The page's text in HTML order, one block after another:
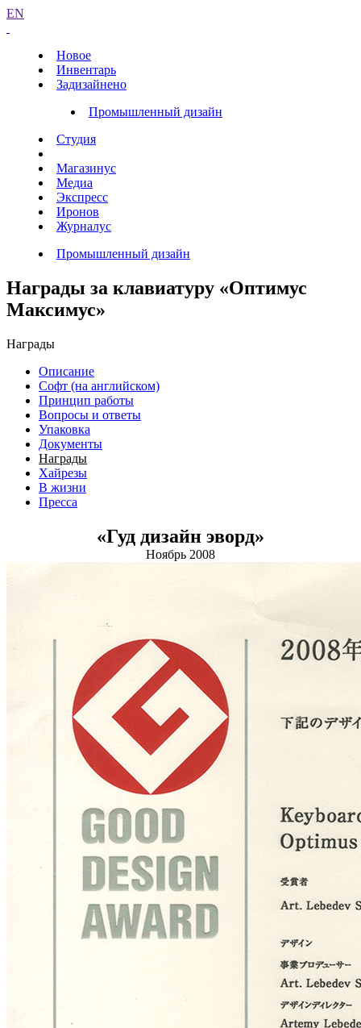
EN
Новое
Инвентарь
Задизайнено
Промышленный дизайн
Студия
Магазинус
Медиа
Экспресс
Иронов
Журналус
Промышленный дизайн
Награды за клавиатуру «Оптимус
Максимус»
Награды
Описание
Софт (на английском)
Принцип работы
Вопросы и ответы
Упаковка
Документы
Награды
Хайрезы
В жизни
Пресса
«Гуд дизайн эворд»
Ноябрь 2008